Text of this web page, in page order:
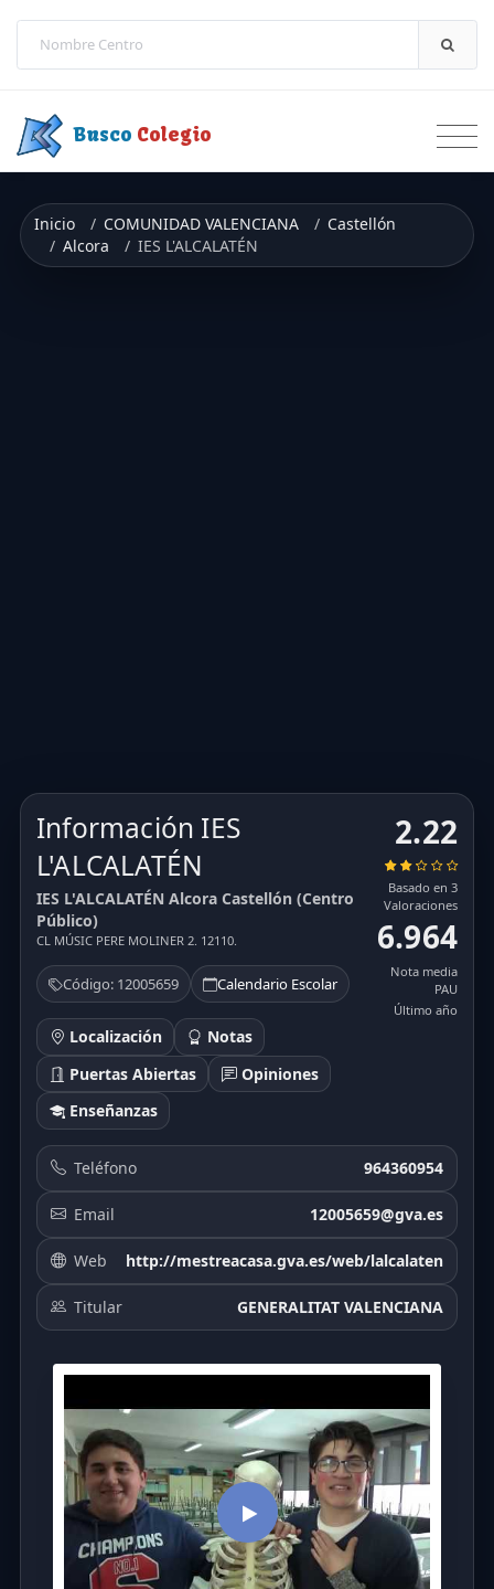
Busco Colegio
Inicio COMUNIDAD VALENCIANA
Castellón
Alcora
IES L'ALCALATÉN
Información IES
L'ALCALATÉN
IES L'ALCALATÉN Alcora Castellón (Centro
Público)
CL MÚSIC PERE MOLINER 2. 12110.
Código: 12005659 Calendario Escolar
Localización
Notas
Puertas Abiertas
Opiniones
Enseñanzas
2.22
Basado en 3
Valoraciones
6.964
Nota media
PAU
Último año
Teléfono 964360954
Email 12005659@gva.es
Web http://mestreacasa.gva.es/web/lalcalaten
Titular GENERALITAT VALENCIANA